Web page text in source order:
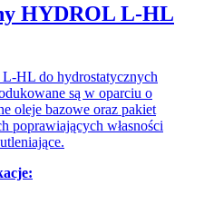
HYDROL L-HL
L-HL do hydrostatycznych
są w oparciu o
oleje bazowe oraz pakiet
poprawiających własności